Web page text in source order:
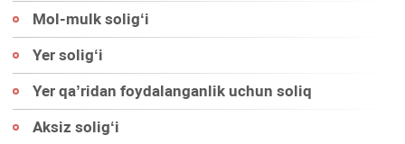
Mol-mulk soligʻi
Yer soligʻi
Yer qa’ridan foydalanganlik uchun soliq
Aksiz soligʻi